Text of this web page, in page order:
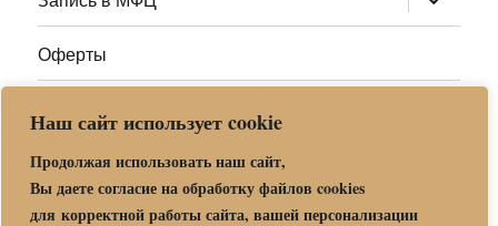
Наш сайт использует cookie
Продолжая использовать наш сайт,
Вы даете согласие на обработку файлов cookies
для корректной работы сайта, вашей персонализации
дочернее
меню
Оферты
Адреса МФЦ МО